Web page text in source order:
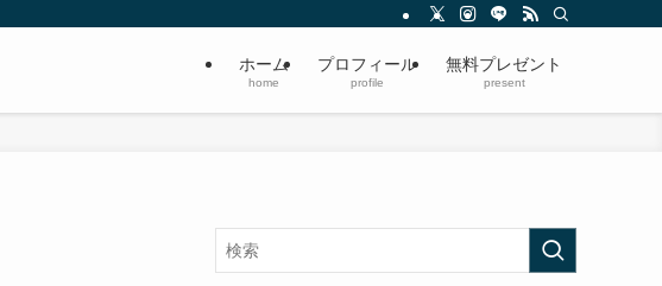
ホーム
home
プロフィール
profile
無料プレゼント
present